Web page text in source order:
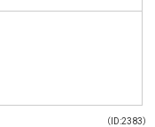
（ID:2383）